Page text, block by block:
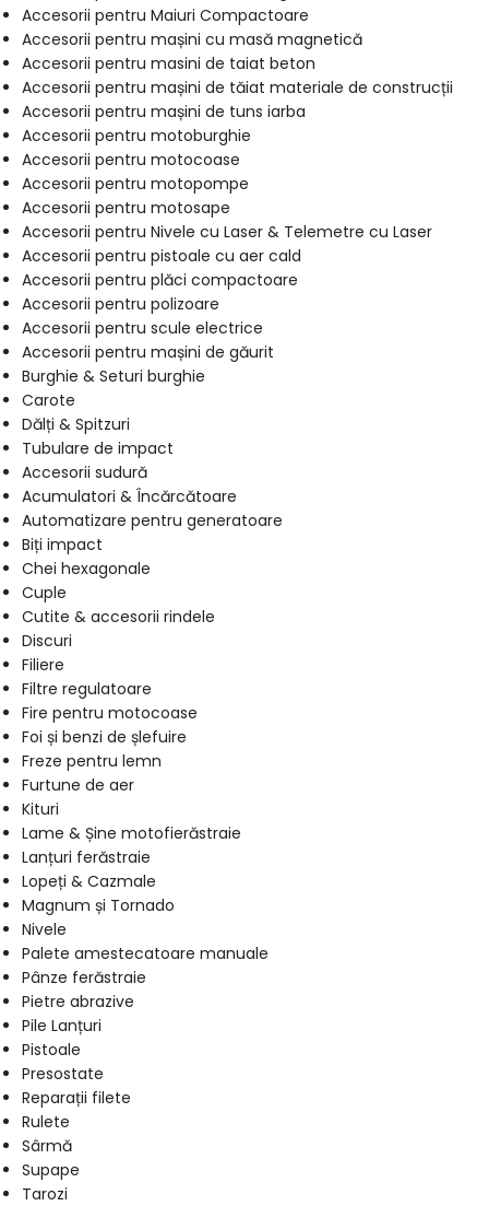
Accesorii pentru Maiuri Compactoare
Accesorii pentru mașini cu masă magnetică
Accesorii pentru masini de taiat beton
Accesorii pentru mașini de tăiat materiale de construcții
Accesorii pentru mașini de tuns iarba
Accesorii pentru motoburghie
Accesorii pentru motocoase
Accesorii pentru motopompe
Accesorii pentru motosape
Accesorii pentru Nivele cu Laser & Telemetre cu Laser
Accesorii pentru pistoale cu aer cald
Accesorii pentru plăci compactoare
Accesorii pentru polizoare
Accesorii pentru scule electrice
Accesorii pentru mașini de găurit
Burghie & Seturi burghie
Carote
Dălți & Spitzuri
Tubulare de impact
Accesorii sudură
Acumulatori & Încărcătoare
Automatizare pentru generatoare
Biți impact
Chei hexagonale
Cuple
Cutite & accesorii rindele
Discuri
Filiere
Filtre regulatoare
Fire pentru motocoase
Foi și benzi de șlefuire
Freze pentru lemn
Furtune de aer
Kituri
Lame & Șine motofierăstraie
Lanțuri ferăstraie
Lopeți & Cazmale
Magnum și Tornado
Nivele
Palete amestecatoare manuale
Pânze ferăstraie
Pietre abrazive
Pile Lanțuri
Pistoale
Presostate
Reparații filete
Rulete
Sârmă
Supape
Tarozi